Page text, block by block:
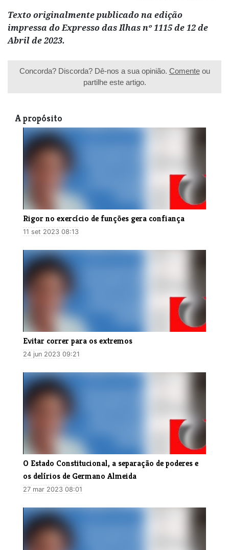
Texto originalmente publicado na edição
impressa do Expresso das Ilhas nº 1115 de 12 de
Abril de 2023.
Concorda? Discorda? Dê-nos a sua opinião. Comenteou
partilhe este artigo.
A propósito
Rigor no exercício de funções gera confiança
11 set 2023 08:13
Evitar correr para os extremos
24 jun 2023 09:21
O Estado Constitucional, a separação de poderes e
os delírios de Germano Almeida
27 mar 2023 08:01